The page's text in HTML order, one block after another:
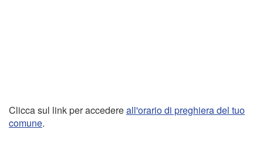
Clicca sul link per accedereall'orario di preghiera del tuo
comune.